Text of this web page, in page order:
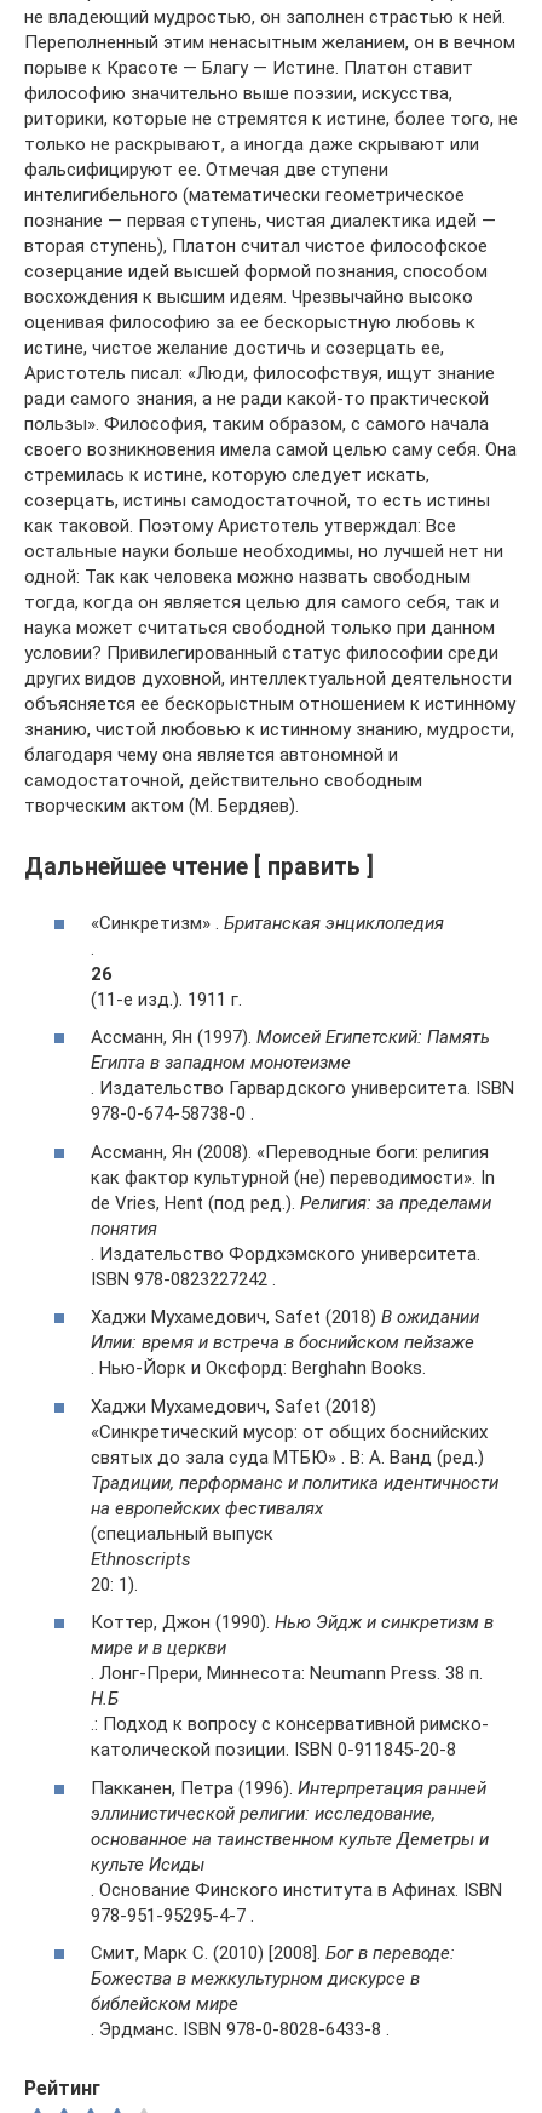
не владеющий мудростью, он заполнен страстью к ней.
Переполненный этим ненасытным желанием, он в вечном
порыве к Красоте — Благу — Истине. Платон ставит
философию значительно выше поэзии, искусства,
риторики, которые не стремятся к истине, более того, не
только не раскрывают, а иногда даже скрывают или
фальсифицируют ее. Отмечая две ступени
интелигибельного (математически геометрическое
познание — первая ступень, чистая диалектика идей —
вторая ступень), Платон считал чистое философское
созерцание идей высшей формой познания, способом
восхождения к высшим идеям. Чрезвычайно высоко
оценивая философию за ее бескорыстную любовь к
истине, чистое желание достичь и созерцать ее,
Аристотель писал: «Люди, философствуя, ищут знание
ради самого знания, а не ради какой-то практической
пользы». Философия, таким образом, с самого начала
своего возникновения имела самой целью саму себя. Она
стремилась к истине, которую следует искать,
созерцать, истины самодостаточной, то есть истины
как таковой. Поэтому Аристотель утверждал: Все
остальные науки больше необходимы, но лучшей нет ни
одной: Так как человека можно назвать свободным
тогда, когда он является целью для самого себя, так и
наука может считаться свободной только при данном
условии? Привилегированный статус философии среди
других видов духовной, интеллектуальной деятельности
объясняется ее бескорыстным отношением к истинному
знанию, чистой любовью к истинному знанию, мудрости,
благодаря чему она является автономной и
самодостаточной, действительно свободным
творческим актом (М. Бердяев).
Дальнейшее чтение [ править ]
«Синкретизм» . Британская энциклопедия
.
26
(11-е изд.). 1911 г.
Ассманн, Ян (1997). Моисей Египетский: Память
Египта в западном монотеизме
. Издательство Гарвардского университета. ISBN
978-0-674-58738-0 .
Ассманн, Ян (2008). «Переводные боги: религия
как фактор культурной (не) переводимости». In
de Vries, Hent (под ред.). Религия: за пределами
понятия
. Издательство Фордхэмского университета.
ISBN 978-0823227242 .
Хаджи Мухамедович, Safet (2018) В ожидании
Илии: время и встреча в боснийском пейзаже
. Нью-Йорк и Оксфорд: Berghahn Books.
Хаджи Мухамедович, Safet (2018)
«Синкретический мусор: от общих боснийских
святых до зала суда МТБЮ» . В: А. Ванд (ред.)
Традиции, перформанс и политика идентичности
на европейских фестивалях
(специальный выпуск
Ethnoscripts
20: 1).
Коттер, Джон (1990). Нью Эйдж и синкретизм в
мире и в церкви
. Лонг-Прери, Миннесота: Neumann Press. 38 п.
Н.Б
.: Подход к вопросу с консервативной римско-
католической позиции. ISBN 0-911845-20-8
Пакканен, Петра (1996). Интерпретация ранней
эллинистической религии: исследование,
основанное на таинственном культе Деметры и
культе Исиды
. Основание Финского института в Афинах. ISBN
978-951-95295-4-7 .
Смит, Марк С. (2010) [2008]. Бог в переводе:
Божества в межкультурном дискурсе в
библейском мире
. Эрдманс. ISBN 978-0-8028-6433-8 .
Рейтинг